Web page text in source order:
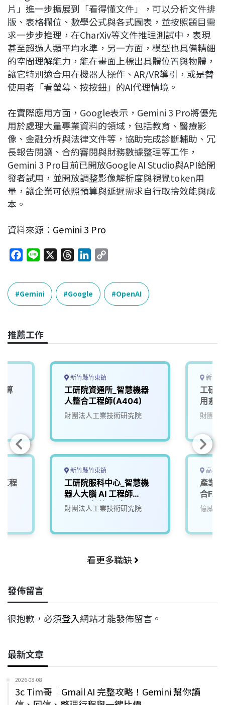
片」進一步擴展到「看得懂文件」，可以分析文件排
版、表格欄位、數學公式與各式圖表，並按照題目需
求一步步推理，在CharXiv等文件推理測試中，表現
甚至超過人類平均水準，另一方面，模型也具備精細
的空間理解能力，能在畫面上標出具體位置與物體，
讓它特別適合用在機器人操作、AR/VR導引，或是替
使用者「看螢幕、按按鈕」的AI代理情境。
在實際應用方面，Google表示，Gemini 3 Pro將優先
用於處理大量專業資料的領域，包括教育、醫療影
像、金融分析與法律文件等，協助完成診斷輔助、冗
長報告閱讀、合約審閱與財務數據整理等工作，
Gemini 3 Pro目前已開放Google AI Studio與API給開
發者試用，並開放調整影像解析度與視覺token用
量，讓企業可依照預算與延遲需求自行取捨效能與成
本。
資料來源： Gemini 3 Pro
c
e
b
o
k
n
e
r
e
a
n
k
e
n
p
L
k
Gemini Google OpenAI
推薦工作
算
程
新竹縣竹東鎮
工研院資通所_智慧機器
人整合工程師(A404)
財團法人工業技術研究院
新竹縣竹東鎮
工研院服科中心_智慧機
器人大腦 AI 工程師
(A000新竹/台南)
財團法人工業技術研究院
新竹
工研
用系
財團法
高雄
產業
合
億威電
看更多職缺
發佈留言
很抱歉，必須登入網站才能發佈留言。
最新文章
2026-08-08
3c Tim哥｜Gmail AI 完整攻略！Gemini 幫你讀